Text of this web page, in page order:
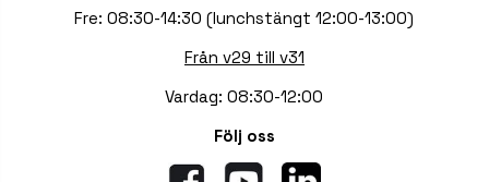
Fre: 08:30-14:30 (lunchstängt 12:00-13:00)
Från v29 till v31
Vardag: 08:30-12:00
Följ oss